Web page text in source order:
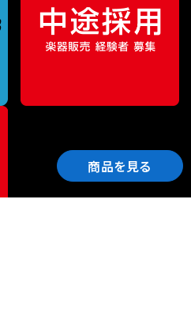
商品を見る